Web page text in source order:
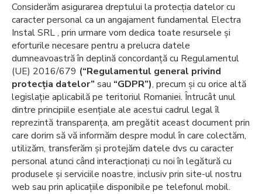
Considerăm asigurarea dreptului la protecția datelor cu
caracter personal ca un angajament fundamental Electra
Instal SRL , prin urmare vom dedica toate resursele și
eforturile necesare pentru a prelucra datele
dumneavoastră în deplină concordanță cu Regulamentul
(UE) 2016/679 (“Regulamentul general privind
protecția datelor” sau “GDPR”), precum și cu orice altă
legislație aplicabilă pe teritoriul Romaniei. Întrucât unul
dintre principiile esențiale ale acestui cadrul legal îl
reprezintă transparența, am pregătit aceast document prin
care dorim să vă informăm despre modul în care colectăm,
utilizăm, transferăm și protejăm datele dvs cu caracter
personal atunci când interacționați cu noi în legătură cu
produsele și serviciile noastre, inclusiv prin site-ul nostru
web sau prin aplicațiile disponibile pe telefonul mobil.